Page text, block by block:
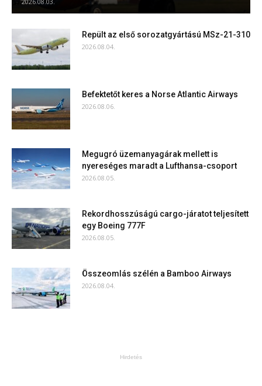
Repült az első sorozatgyártású MSz-21-310
2026.08.04.
Befektetőt keres a Norse Atlantic Airways
2026.08.06.
Megugró üzemanyagárak mellett is
nyereséges maradt a Lufthansa-csoport
2026.08.05.
Rekordhosszúságú cargo-járatot teljesített
egy Boeing 777F
2026.08.05.
Összeomlás szélén a Bamboo Airways
2026.08.04.
Hirdetés